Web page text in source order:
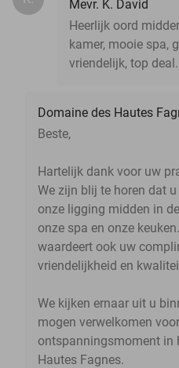
Mevr. K. David
Heerlijk oord
kamer, mooie spa,
vriendelijk, top deal.
Domaine des Hautes
Beste,
Hartelijk dank voor uw
We zijn blij te horen dat
onze ligging midden in
onze spa en onze
waardeert ook uw
vriendelijkheid en
We kijken ernaar uit u
mogen verwelkomen
ontspanningsmoment in
Hautes Fagnes.